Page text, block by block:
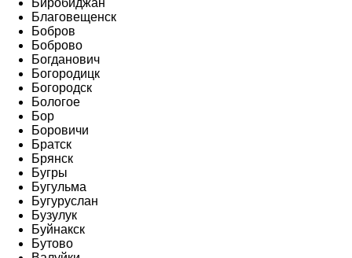
Биробиджан
Благовещенск
Бобров
Боброво
Богданович
Богородицк
Богородск
Бологое
Бор
Боровичи
Братск
Брянск
Бугры
Бугульма
Бугуруслан
Бузулук
Буйнакск
Бутово